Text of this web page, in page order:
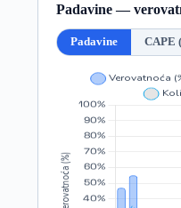
Padavine —
Padavine CAPE